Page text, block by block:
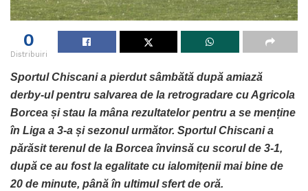
0
Distribuiri
Sportul Chiscani a pierdut sâmbătă după amiază
derby-ul pentru salvarea de la retrogradare cu Agricola
Borcea și stau la mâna rezultatelor pentru a se menține
în Liga a 3-a și sezonul următor. Sportul Chiscani a
părăsit terenul de la Borcea învinsă cu scorul de 3-1,
după ce au fost la egalitate cu ialomițenii mai bine de
20 de minute, până în ultimul sfert de oră.